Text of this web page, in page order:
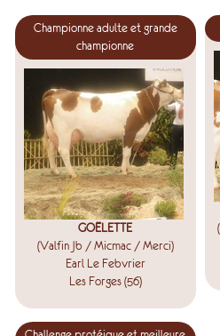
Championne adulte et grande
championne
GOËLETTE
(Valfin Jb / Micmac / Merci)
Earl Le Febvrier
Les Forges (56)